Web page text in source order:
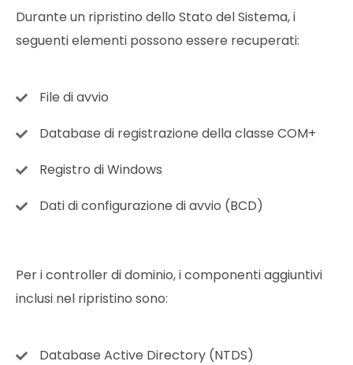
Durante un ripristino dello Stato del Sistema, i
seguenti elementi possono essere recuperati:
File di avvio
Database di registrazione della classe COM+
Registro di Windows
Dati di configurazione di avvio (BCD)
Per i controller di dominio, i componenti aggiuntivi
inclusi nel ripristino sono:
Database Active Directory (NTDS)